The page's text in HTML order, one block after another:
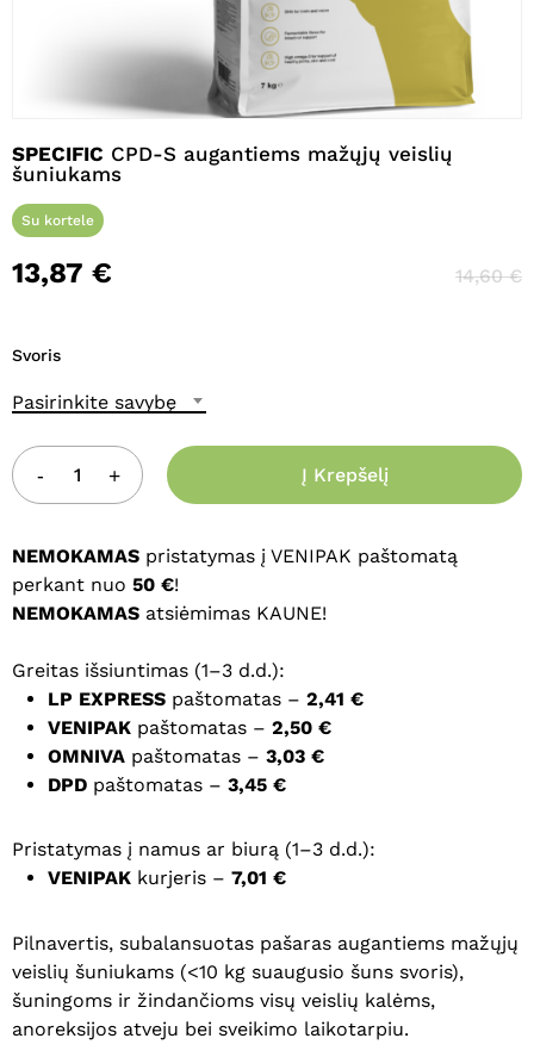
SPECIFIC CPD-S augantiems mažųjų veislių
šuniukams
Su kortele
13,87 € 14,60€
Svoris
Pasirinkite savybę
Į Krepšelį
NEMOKAMAS pristatymas į VENIPAK paštomatą
perkant nuo 50 €!
NEMOKAMAS atsiėmimas KAUNE!
Greitas išsiuntimas (1–3 d.d.):
LP EXPRESS paštomatas – 2,41 €
VENIPAK paštomatas – 2,50 €
OMNIVA paštomatas – 3,03 €
DPD paštomatas – 3,45 €
Pristatymas į namus ar biurą (1–3 d.d.):
VENIPAK kurjeris – 7,01 €
Pilnavertis, subalansuotas pašaras augantiems mažųjų
veislių šuniukams (<10 kg suaugusio šuns svoris),
šuningoms ir žindančioms visų veislių kalėms,
anoreksijos atveju bei sveikimo laikotarpiu.
Pavadinimas*
parašyti komentarą.